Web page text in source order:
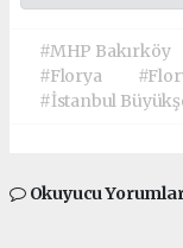
#MHP Bakırköy
#Florya
#İstanbul
Okuyucu